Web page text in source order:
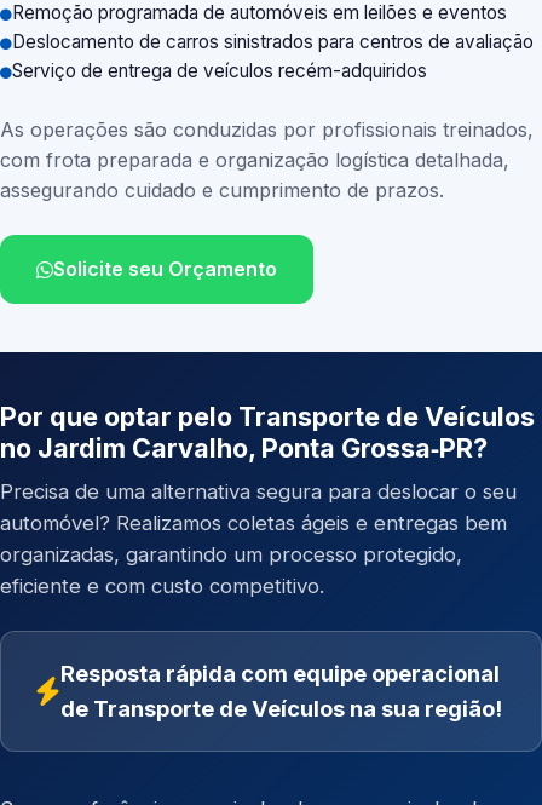
Remoção programada de automóveis em leilões e eventos
Deslocamento de carros sinistrados para centros de avaliação
Serviço de entrega de veículos recém-adquiridos
As operações são conduzidas por profissionais treinados,
com frota preparada e organização logística detalhada,
assegurando cuidado e cumprimento de prazos.
Solicite seu Orçamento
Por que optar pelo Transporte de Veículos
no Jardim Carvalho, Ponta Grossa‑PR?
Precisa de uma alternativa segura para deslocar o seu
automóvel? Realizamos coletas ágeis e entregas bem
organizadas, garantindo um processo protegido,
eficiente e com custo competitivo.
Resposta rápida com equipe operacional
de Transporte de Veículos na sua região!